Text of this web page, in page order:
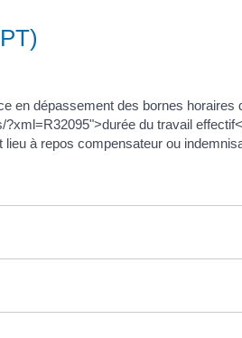
en dépassement des bornes
du travail
à repos compensateur ou